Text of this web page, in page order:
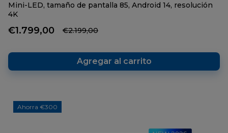
Mini-LED, tamaño de pantalla 85, Android 14, resolución
4K
€1.799,00 €2.199,00
Agregar al carrito
Ahorra €300